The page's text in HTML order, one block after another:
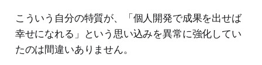
こういう自分の特質が、「個人開発で成果を出せば
幸せになれる」という思い込みを異常に強化してい
たのは間違いありません。